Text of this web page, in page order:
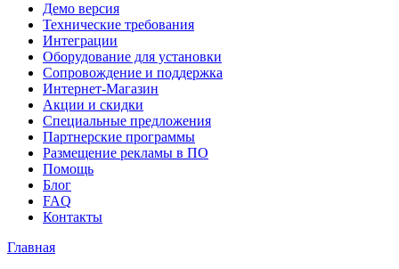
Демо версия
Технические требования
Интеграции
Оборудование для установки
Сопровождение и поддержка
Интернет-Магазин
Акции и скидки
Специальные предложения
Партнерские программы
Размещение рекламы в ПО
Помощь
Блог
FAQ
Контакты
Главная